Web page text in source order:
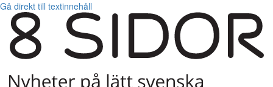
Gå direkt till textinnehåll